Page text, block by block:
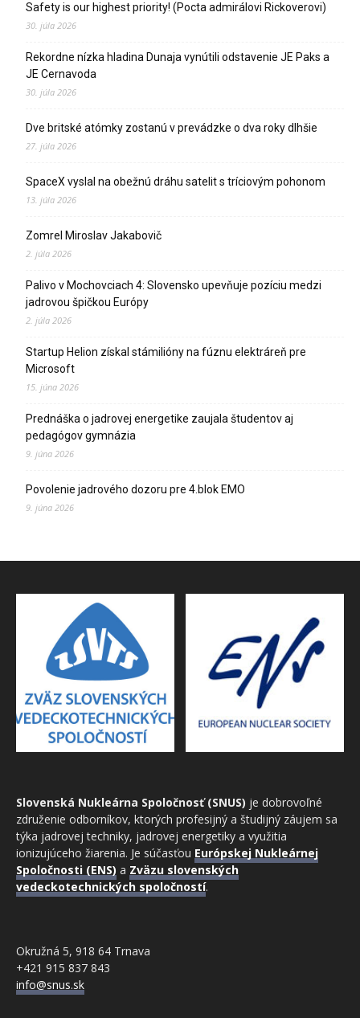
Safety is our highest priority! (Pocta admirálovi Rickoverovi)
30. júla 2026
Rekordne nízka hladina Dunaja vynútili odstavenie JE Paks a
JE Cernavoda
30. júla 2026
Dve britské atómky zostanú v prevádzke o dva roky dlhšie
27. júla 2026
SpaceX vyslal na obežnú dráhu satelit s tríciovým pohonom
13. júla 2026
Zomrel Miroslav Jakabovič
2. júla 2026
Palivo v Mochovciach 4: Slovensko upevňuje pozíciu medzi
jadrovou špičkou Európy
2. júla 2026
Startup Helion získal stámilióny na fúznu elektráreň pre
Microsoft
15. júna 2026
Prednáška o jadrovej energetike zaujala študentov aj
pedagógov gymnázia
9. júna 2026
Povolenie jadrového dozoru pre 4.blok EMO
9. júna 2026
Slovenská Nukleárna Spoločnosť (SNUS) je dobrovoľné
združenie odborníkov, ktorých profesijný a študijný záujem sa
týka jadrovej techniky, jadrovej energetiky a využitia
ionizujúceho žiarenia. Je súčasťou Európskej Nukleárnej
Spoločnosti (ENS) a Zväzu slovenských
vedeckotechnických spoločností.
Okružná 5, 918 64 Trnava
+421 915 837 843
info@snus.sk